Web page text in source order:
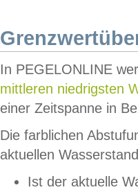
In PEGELONLINE
mittleren niedrigsten
einer Zeitspanne in
Die farblichen
aktuellen
Ist der aktuelle